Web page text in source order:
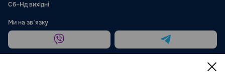
Сб–Нд вихідні
Ми на звʼязку